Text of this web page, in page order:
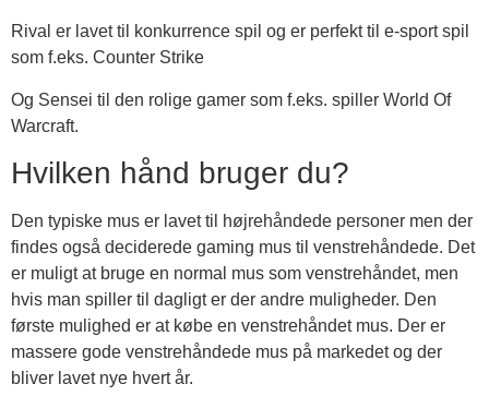
Rival er lavet til konkurrence spil og er perfekt til e-sport spil
som f.eks. Counter Strike
Og Sensei til den rolige gamer som f.eks. spiller World Of
Warcraft.
Hvilken hånd bruger du?
Den typiske mus er lavet til højrehåndede personer men der
findes også deciderede gaming mus til venstrehåndede. Det
er muligt at bruge en normal mus som venstrehåndet, men
hvis man spiller til dagligt er der andre muligheder. Den
første mulighed er at købe en venstrehåndet mus. Der er
massere gode venstrehåndede mus på markedet og der
bliver lavet nye hvert år.